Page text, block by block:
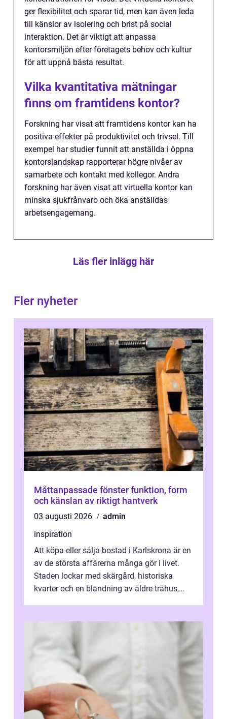
ger flexibilitet och sparar tid, men kan även leda
till känslor av isolering och brist på social
interaktion. Det är viktigt att anpassa
kontorsmiljön efter företagets behov och kultur
för att uppnå bästa resultat.
Vilka kvantitativa mätningar
finns om framtidens kontor?
Forskning har visat att framtidens kontor kan ha
positiva effekter på produktivitet och trivsel. Till
exempel har studier funnit att anställda i öppna
kontorslandskap rapporterar högre nivåer av
samarbete och kontakt med kollegor. Andra
forskning har även visat att virtuella kontor kan
minska sjukfrånvaro och öka anställdas
arbetsengagemang.
Läs fler inlägg här
Fler nyheter
Måttanpassade fönster funktion, form
och känslan av riktigt hantverk
03 augusti 2026
admin
inspiration
Att köpa eller sälja bostad i Karlskrona är en
av de största affärerna många gör i livet.
Staden lockar med skärgård, historiska
kvarter och en blandning av äldre trähus,